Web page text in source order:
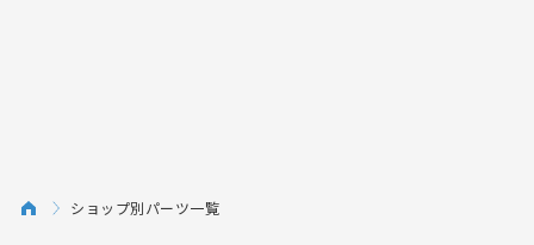
ショップ別パーツ一覧